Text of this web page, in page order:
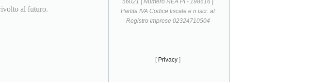
al futuro.
56021 | Numero REA PI - 198616 |
Partita IVA Codice fiscale e n.iscr. al
Registro Imprese 02324710504
[ Privacy ]